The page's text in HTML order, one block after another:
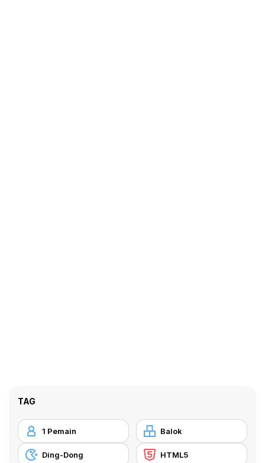
TAG
1 Pemain Balok
Ding-Dong HTML5